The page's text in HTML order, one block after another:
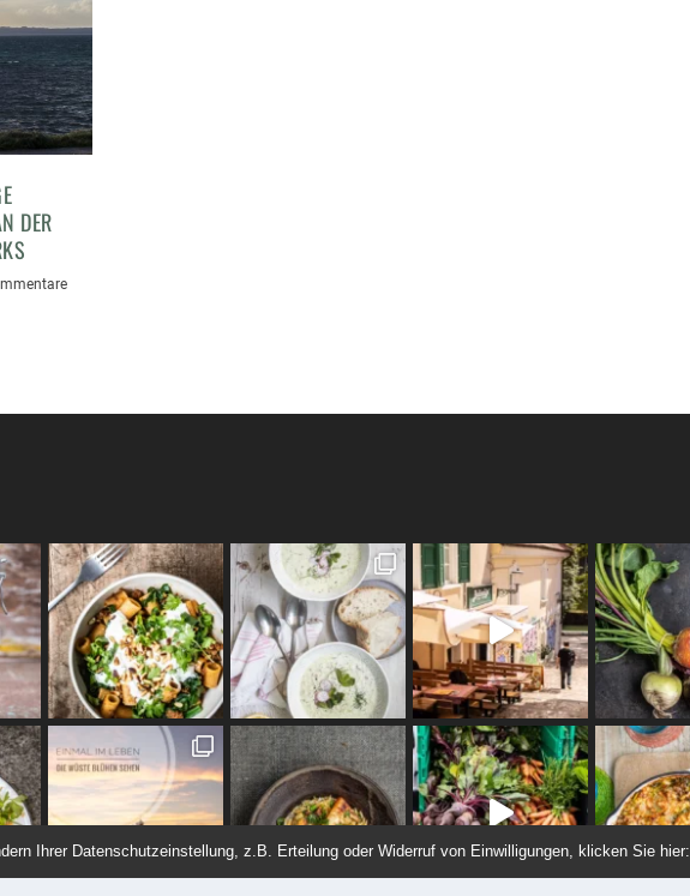
DER
Ihrer Datenschutzeinstellung, z.B. Erteilung oder Widerruf von Einwilligungen, klicken Sie hier: